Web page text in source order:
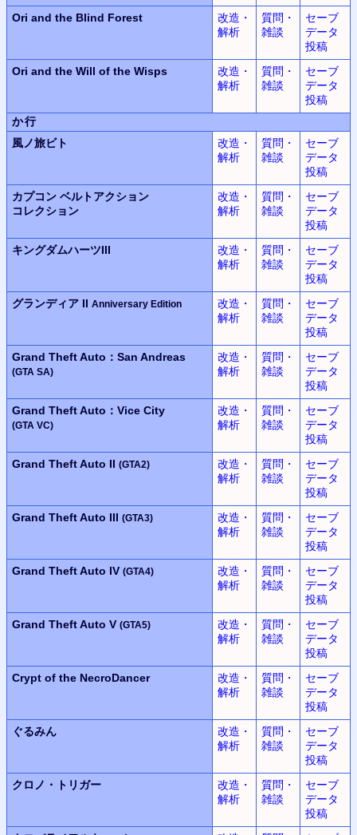
Ori and the Blind Forest
改造・
解析
質問・
雑談
セーブ
データ
投稿
Ori and the Will of the Wisps
改造・
解析
質問・
雑談
セーブ
データ
投稿
か行
風ノ旅ビト
改造・
解析
質問・
雑談
セーブ
データ
投稿
カプコン ベルトアクション
コレクション
改造・
解析
質問・
雑談
セーブ
データ
投稿
キングダムハーツIII
改造・
解析
質問・
雑談
セーブ
データ
投稿
グランディア II Anniversary Edition
改造・
解析
質問・
雑談
セーブ
データ
投稿
Grand Theft Auto：San Andreas
(GTA SA)
改造・
解析
質問・
雑談
セーブ
データ
投稿
Grand Theft Auto：Vice City
(GTA VC)
改造・
解析
質問・
雑談
セーブ
データ
投稿
Grand Theft Auto II (GTA2)
改造・
解析
質問・
雑談
セーブ
データ
投稿
Grand Theft Auto III (GTA3)
改造・
解析
質問・
雑談
セーブ
データ
投稿
Grand Theft Auto IV (GTA4)
改造・
解析
質問・
雑談
セーブ
データ
投稿
Grand Theft Auto V (GTA5)
改造・
解析
質問・
雑談
セーブ
データ
投稿
Crypt of the NecroDancer
改造・
解析
質問・
雑談
セーブ
データ
投稿
ぐるみん
改造・
解析
質問・
雑談
セーブ
データ
投稿
クロノ・トリガー
改造・
解析
質問・
雑談
セーブ
データ
投稿